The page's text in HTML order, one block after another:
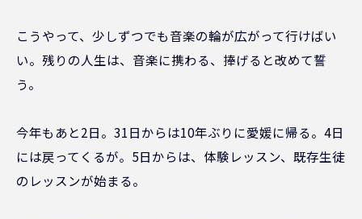
こうやって、少しずつでも音楽の輪が広がって行けばい
い。残りの人生は、音楽に携わる、捧げると改めて誓
う。
今年もあと2日。31日からは10年ぶりに愛媛に帰る。4日
には戻ってくるが。5日からは、体験レッスン、既存生徒
のレッスンが始まる。